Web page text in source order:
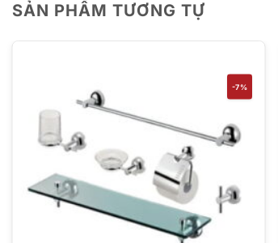
SẢN PHẨM TƯƠNG TỰ
-7%